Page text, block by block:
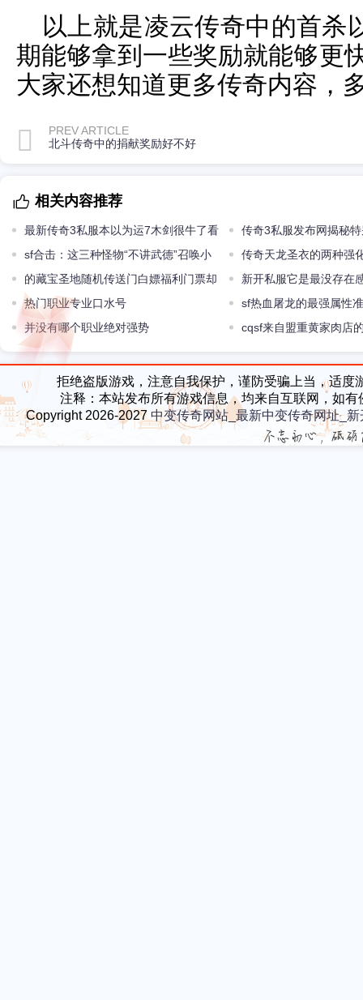
以上就是凌云传奇中的首杀
期能够拿到一些奖励就能够更
大家还想知道更多传奇内容，
PREV ARTICLE
北斗传奇中的捐献奖励好不好
相关内容推荐
最新传奇3私服本以为运7木剑很牛了看
到乌木剑的属性彻底服了
传奇3私服发布网揭秘
不实在的兵器
sf合击：这三种怪物“不讲武德”召唤小
弟助战它们爆率如何
传奇天龙圣衣的两种强
一种针对麻痹戒指
的藏宝圣地随机传送门白嫖福利门票却
极端稀有
新开私服它是最没存在
极品属性别无他用！
热门职业专业口水号
sf热血屠龙的最强属性
并没有哪个职业绝对强势
cqsf来自盟重黄家肉店
拒绝盗版游戏，注意自我保护，谨防受骗上当，适
注释：本站发布所有游戏信息，均来自互联网，如
Copyright 2026-2027 中变传奇网站_最新中变传奇网址_